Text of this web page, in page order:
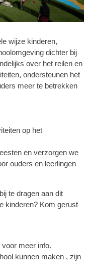
wijze kinderen,
dichter bij
over het reilen en
ondersteunen het
meer te betrekken
op het
en verzorgen we
ouders en leerlingen
te dragen aan dit
kinderen? Kom gerust
meer info.
kunnen maken , zijn